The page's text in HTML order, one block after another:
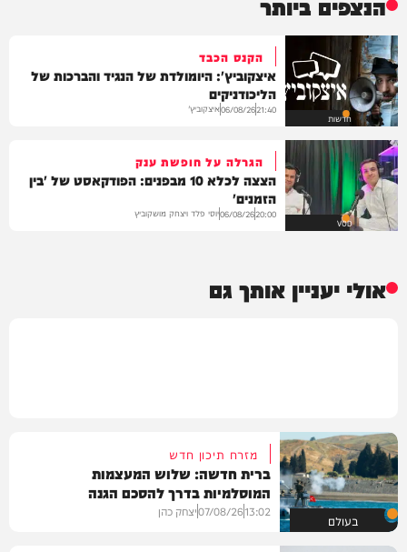
חדשות
הקנס הכבד
איצקוביץ': היומולדת של הנגיד והברכות של
הליכודניקים
21:40
06/08/26איצקוביץ'
VOD
הגרלה על חופשת ענק
הצצה לכלא 10 מבפנים: הפודקאסט של 'בין
הזמנים'
20:00
06/08/26יוסי פלד ויצחק מושקוביץ
אולי יעניין אותך גם
בעולם
מזרח תיכון חדש
ברית חדשה: שלוש המעצמות
המוסלמיות בדרך להסכם הגנה
13:02
07/08/26יצחק כהן